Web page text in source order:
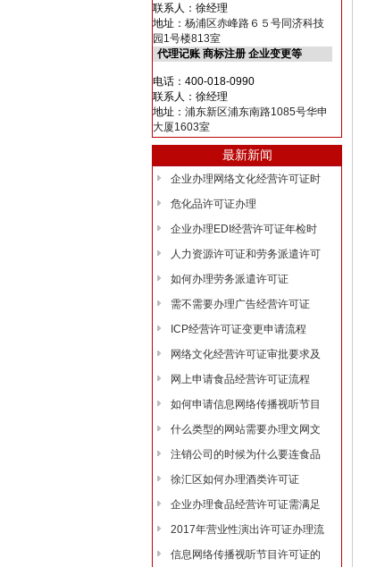
联系人：徐经理
地址： 杨浦区赤峰路６５号同济科技
园1号楼813室
代理记账 商标注册 企业变更等
电话：400-018-0990
联系人：徐经理
地址： 浦东新区浦东南路1085号华申
大厦1603室
最新新闻
企业办理网络文化经营许可证时
危化品许可证办理
企业办理EDI经营许可证年检时
人力资源许可证和劳务派遣许可
如何办理劳务派遣许可证
需不需要办理广告经营许可证
ICP经营许可证变更申请流程
网络文化经营许可证审批要求及
网上申请食品经营许可证流程
如何申请信息网络传播视听节目
什么类型的网站需要办理文网文
注销公司的时候为什么要连食品
徐汇区如何办理酒类许可证
企业办理食品经营许可证需满足
2017年营业性演出许可证办理流
信息网络传播视听节目许可证的